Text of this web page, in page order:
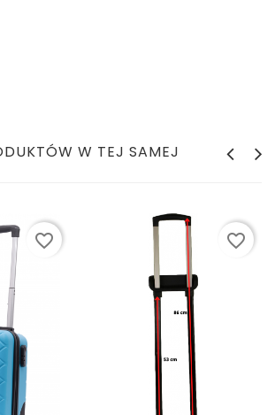
W TEJ SAMEJ
favorite_border favorite_border